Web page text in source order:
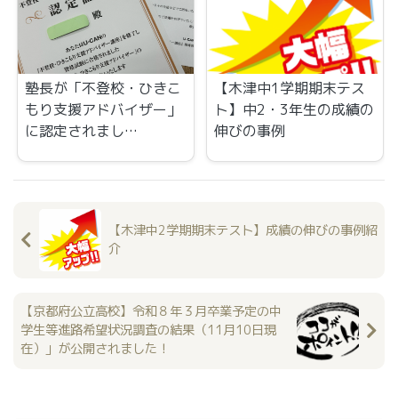
塾長が「不登校・ひきこ
もり支援アドバイザー」
に認定されまし…
【木津中1学期期末テス
ト】中2・3年生の成績の
伸びの事例
【木津中2学期期末テスト】成績の伸びの事例紹
介
【京都府公立高校】令和８年３月卒業予定の中
学生等進路希望状況調査の結果（11月10日現
在）」が公開されました！